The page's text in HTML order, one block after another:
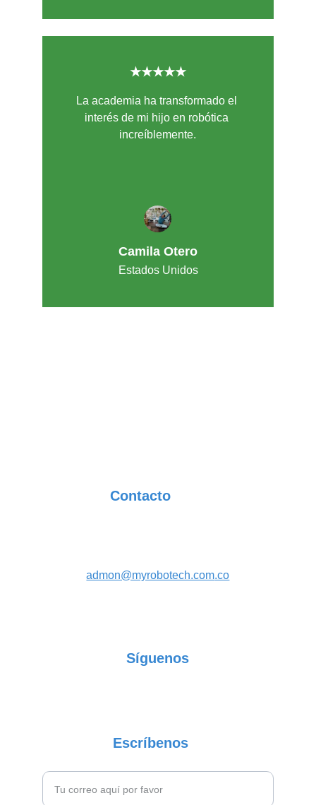
La academia ha transformado el
interés de mi hijo en robótica
increíblemente.
Camila Otero
Estados Unidos
★★★★★
admon@myrobotech.com.co
Contacto
Escríbenos
Síguenos